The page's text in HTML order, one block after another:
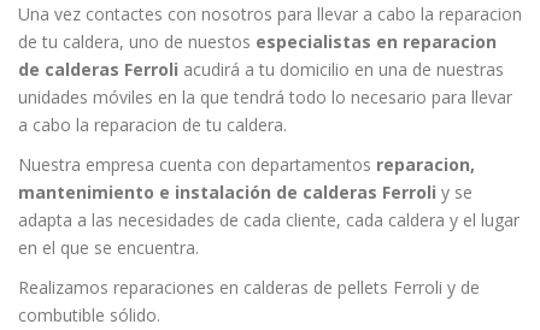
Una vez contactes con nosotros para llevar a cabo la reparacion
de tu caldera, uno de nuestos especialistas en reparacion
de calderas Ferroli acudirá a tu domicilio en una de nuestras
unidades móviles en la que tendrá todo lo necesario para llevar
a cabo la reparacion de tu caldera.
Nuestra empresa cuenta con departamentos reparacion,
mantenimiento e instalación de calderas Ferroli y se
adapta a las necesidades de cada cliente, cada caldera y el lugar
en el que se encuentra.
Realizamos reparaciones en calderas de pellets Ferroli y de
combutible sólido.